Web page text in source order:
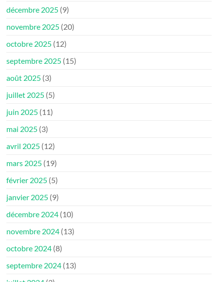
décembre 2025 (9)
novembre 2025 (20)
octobre 2025 (12)
septembre 2025 (15)
août 2025 (3)
juillet 2025 (5)
juin 2025 (11)
mai 2025 (3)
avril 2025 (12)
mars 2025 (19)
février 2025 (5)
janvier 2025 (9)
décembre 2024 (10)
novembre 2024 (13)
octobre 2024 (8)
septembre 2024 (13)